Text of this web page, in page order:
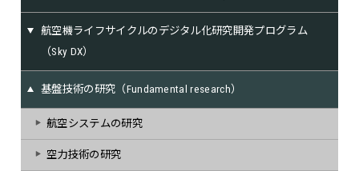
航空機ライフサイクルのデジタル化研究開発プログラム
（Sky DX）
基盤技術の研究（Fundamental research）
航空システムの研究
空力技術の研究